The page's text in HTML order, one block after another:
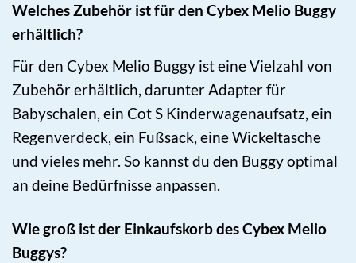
Welches Zubehör ist für den Cybex Melio Buggy
erhältlich?
Für den Cybex Melio Buggy ist eine Vielzahl von
Zubehör erhältlich, darunter Adapter für
Babyschalen, ein Cot S Kinderwagenaufsatz, ein
Regenverdeck, ein Fußsack, eine Wickeltasche
und vieles mehr. So kannst du den Buggy optimal
an deine Bedürfnisse anpassen.
Wie groß ist der Einkaufskorb des Cybex Melio
Buggys?